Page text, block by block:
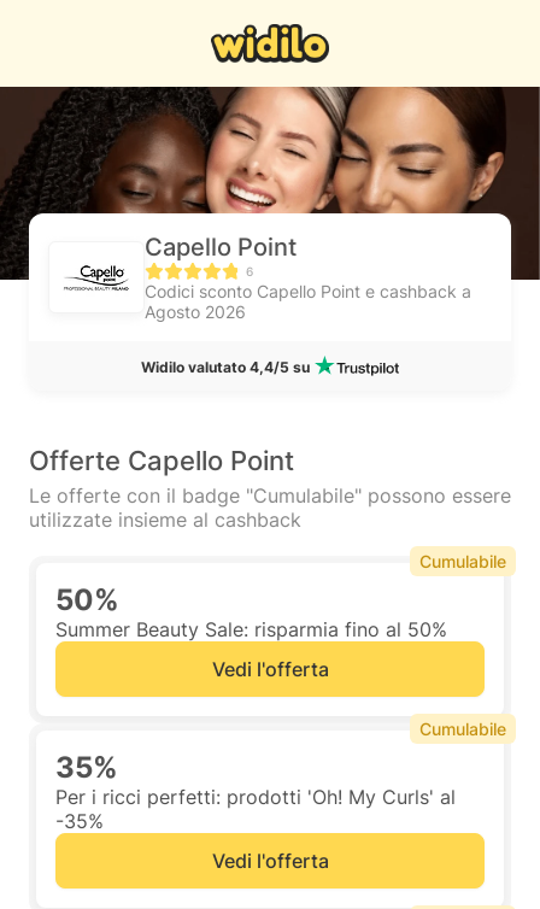
Capello Point
6
Codici sconto Capello Point e cashback a
Agosto 2026
Widilo valutato 4,4/5 su
Offerte Capello Point
Le offerte con il badge "Cumulabile" possono essere
utilizzate insieme al cashback
50%
Summer Beauty Sale: risparmia fino al 50%
Vedi l'offerta
Cumulabile
35%
Per i ricci perfetti: prodotti 'Oh! My Curls' al
-35%
Vedi l'offerta
Cumulabile